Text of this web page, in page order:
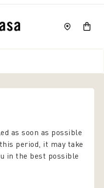
as soon as possible
period, it may take
in the best possible